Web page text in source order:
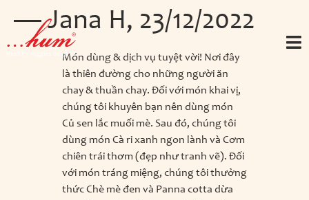
— Jana H, 23/12/2022
Món dùng & dịch vụ tuyệt vời! Nơi đây
là thiên đường cho những người ăn
chay & thuần chay. Đối với món khai vị,
chúng tôi khuyên bạn nên dùng món
Củ sen lắc muối mè. Sau đó, chúng tôi
dùng món Cà ri xanh ngon lành và Cơm
chiên trái thơm (đẹp như tranh vẽ). Đối
với món tráng miệng, chúng tôi thưởng
thức Chè mè đen và Panna cotta dừa